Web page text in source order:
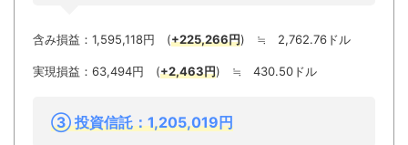
含み損益：1,595,118円 (+225,266円) ≒ 2,762.76ドル
実現損益：63,494円 (+2,463円) ≒ 430.50ドル
③ 投資信託：1,205,019円